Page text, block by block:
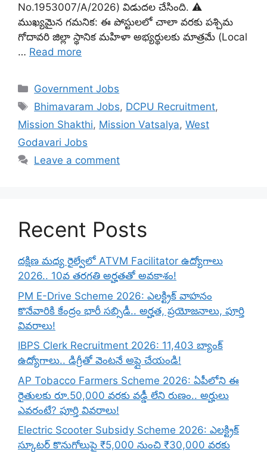
No.1953007/A/2026) విడుదల చేసింది. ⚠️
ముఖ్యమైన గమనిక: ఈ పోస్టులలో చాలా వరకు పశ్చిమ
గోదావరి జిల్లా స్థానిక మహిళా అభ్యర్థులకు మాత్రమే (Local
… Read more
Categories
Government Jobs
Tags
Bhimavaram Jobs, DCPU Recruitment,
Mission Shakthi, Mission Vatsalya, West
Godavari Jobs
Leave a comment
Recent Posts
దక్షిణ మధ్య రైల్వేలో ATVM Facilitator ఉద్యోగాలు
2026.. 10వ తరగతి అర్హతతో అవకాశం!
PM E-Drive Scheme 2026: ఎలక్ట్రిక్ వాహనం
కొనేవారికి కేంద్రం భారీ సబ్సిడీ.. అర్హత, ప్రయోజనాలు, పూర్తి
వివరాలు!
IBPS Clerk Recruitment 2026: 11,403 బ్యాంక్
ఉద్యోగాలు.. డిగ్రీతో వెంటనే అప్లై చేయండి!
AP Tobacco Farmers Scheme 2026: ఏపీలోని ఈ
రైతులకు రూ.50,000 వరకు వడ్డీ లేని రుణం.. అర్హులు
ఎవరంటే? పూర్తి వివరాలు!
Electric Scooter Subsidy Scheme 2026: ఎలక్ట్రిక్
స్కూటర్ కొనుగోలుపై ₹5,000 నుంచి ₹30,000 వరకు